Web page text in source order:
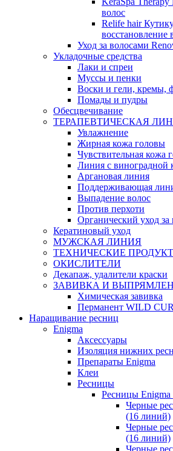
волос
Relife hair
восстановление
Уход за волосами
Укладочные средства
Лаки и спреи
Муссы и пенки
Воски и гели, кремы,
Помады и пудры
Обесцвечивание
ТЕРАПЕВТИЧЕСКАЯ
Увлажнение
Жирная кожа головы
Чувствительная кожа
Линия c виноградной
Аргановая линия
Поддерживающая
Выпадение волос
Против перхоти
Органический уход за
Кератиновый уход
МУЖСКАЯ ЛИНИЯ
ТЕХНИЧЕСКИЕ
ОКИСЛИТЕЛИ
Декапаж, удалители краски
ЗАВИВКА И
Химическая завивка
Перманент WILD
Наращивание ресниц
Enigma
Аксессуары
Изоляция нижних
Препараты Enigma
Клеи
Ресницы
Ресницы
Черные
(16 линий)
Черные
(16 линий)